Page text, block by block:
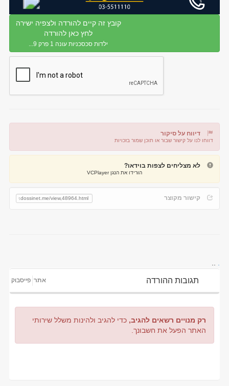
קובץ זה קיים להורדה ולצפיה ישירה
לחץ כאן להורדה
ילדות סכסכניות עונה 1 פרק 9...
דיווח על סיקור
דווחו לנו על קישור שבור או תוכן שמור בזכויות
דיווח על קישור שבור
לא מצליחים לצפות בוידאו?
הורידו את הנגן VCPlayer
קישור מקוצר
תגובות ההורדה אתר פייסבוק
רק מנויים רשאים להגיב, כדי להגיב ולהינות משלל שירותי
האתר הפעל את חשבונך.